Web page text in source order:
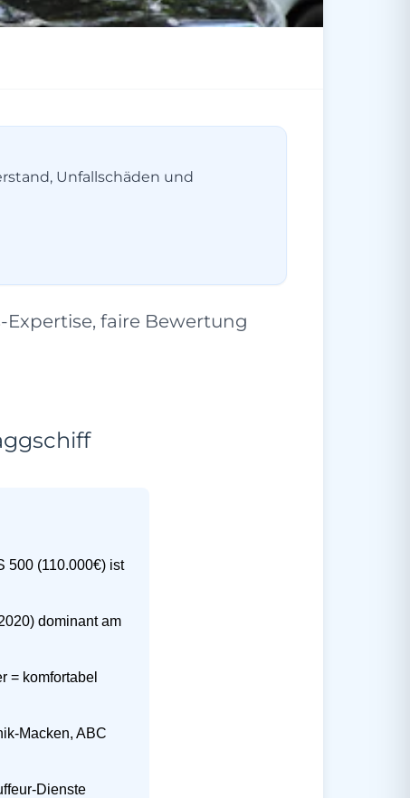
Unfallschäden und
Expertise, faire Bewertung
500 (110.000€) ist
dominant am
= komfortabel
Macken, ABC
Dienste